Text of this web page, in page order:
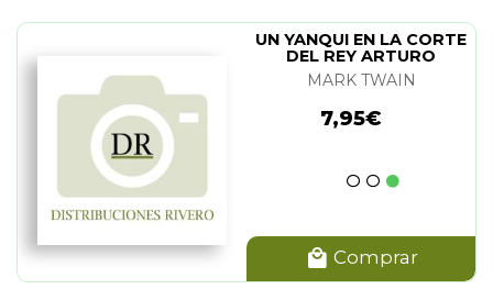
UN YANQUI EN LA CORTE
DEL REY ARTURO
MARK TWAIN
7,95€
Comprar